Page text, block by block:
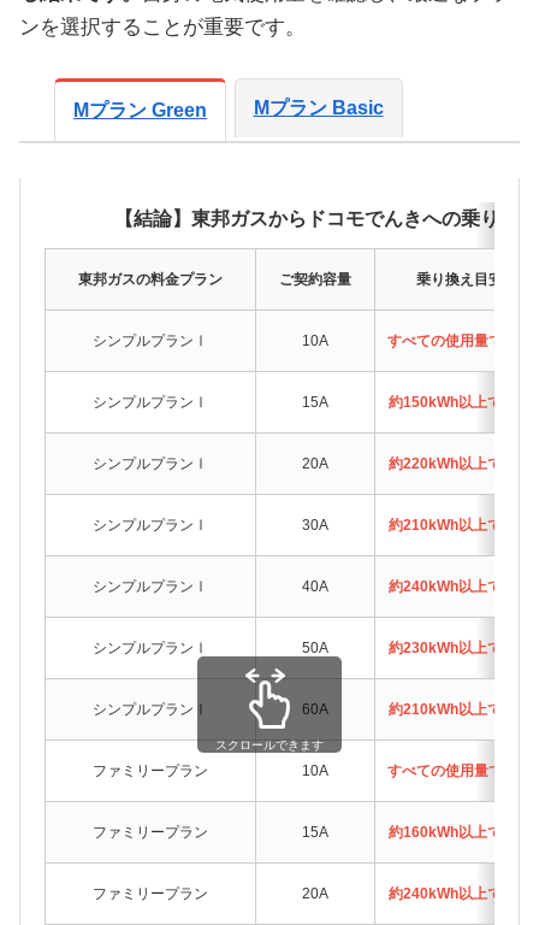
ンを選択することが重要です。
Mプラン Green Mプラン Basic
【結論】東邦ガスからドコモでんきへの乗り換
東邦ガスの料金プラン ご契約容量 乗り換え目安（月
シンプルプランⅠ 10A すべての使用量でドコ
シンプルプランⅠ 15A 約150kWh以上でドコ
シンプルプランⅠ 20A 約220kWh以上でドコ
シンプルプランⅠ 30A 約210kWh以上でドコ
シンプルプランⅠ 40A 約240kWh以上でドコ
シンプルプランⅠ 50A 約230kWh以上でドコ
シンプルプランⅠ 60A 約210kWh以上でドコ
ファミリープラン 10A すべての使用量でドコ
ファミリープラン 15A 約160kWh以上でドコ
ファミリープラン 20A 約240kWh以上でドコ
スクロールできます